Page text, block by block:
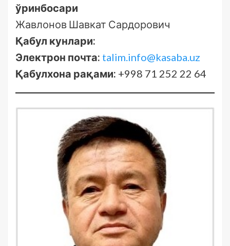
ўринбосари
Жавлонов Шавкат Сардорович
Қабул кунлари:
Электрон почта: talim.info@kasaba.uz
Қабулхона рақами: +998 71 252 22 64